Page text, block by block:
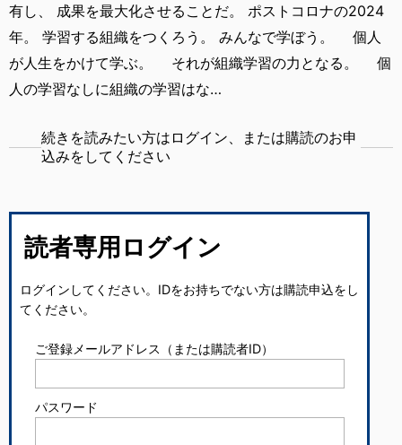
有し、 成果を最大化させることだ。 ポストコロナの2024
年。 学習する組織をつくろう。 みんなで学ぼう。 個人
が人生をかけて学ぶ。 それが組織学習の力となる。 個
人の学習なしに組織の学習はな…
続きを読みたい方はログイン、または購読のお申
込みをしてください
読者専用ログイン
ログインしてください。IDをお持ちでない方は購読申込をし
てください。
ご登録メールアドレス（または購読者ID）
パスワード